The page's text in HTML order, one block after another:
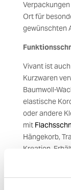
Ort für
gewünschten
Vivant ist
Kurzwaren
Baumwoll-
elastische
oder andere
mit
Hängekorb,
Kreation.
Einrichtung